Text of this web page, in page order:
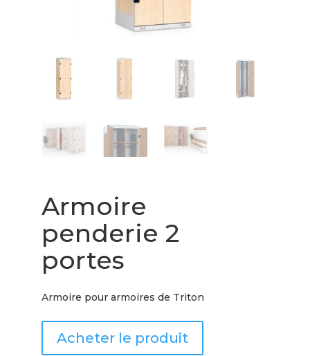
Armoire
penderie 2
portes
Armoire pour armoires de Triton
Acheter le produit